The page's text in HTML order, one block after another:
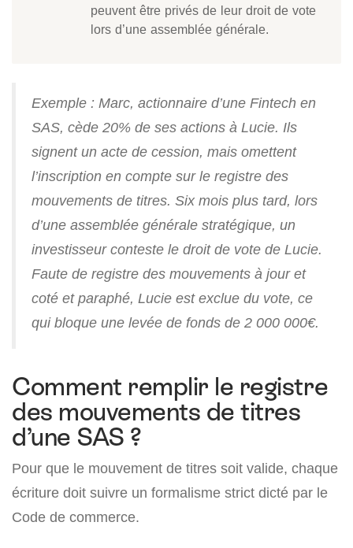
peuvent être privés de leur droit de vote
lors d’une assemblée générale.
Exemple : Marc, actionnaire d’une Fintech en
SAS, cède 20% de ses actions à Lucie. Ils
signent un acte de cession, mais omettent
l’inscription en compte sur le registre des
mouvements de titres. Six mois plus tard, lors
d’une assemblée générale stratégique, un
investisseur conteste le droit de vote de Lucie.
Faute de registre des mouvements à jour et
coté et paraphé, Lucie est exclue du vote, ce
qui bloque une levée de fonds de 2 000 000€.
Comment remplir le registre
des mouvements de titres
d’une SAS ?
Pour que le mouvement de titres soit valide, chaque
écriture doit suivre un formalisme strict dicté par le
Code de commerce.